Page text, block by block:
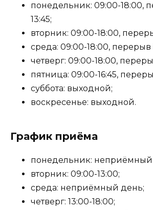
понедельник: 09:00-18:00,
13:45;
вторник: 09:00-18:00,
среда: 09:00-18:00, перерыв
четверг: 09:00-18:00,
пятница: 09:00-16:45,
суббота: выходной;
воскресенье: выходной.
График приёма
понедельник: неприёмный
вторник: 09:00-13:00;
среда: неприёмный день;
четверг: 13:00-18:00;